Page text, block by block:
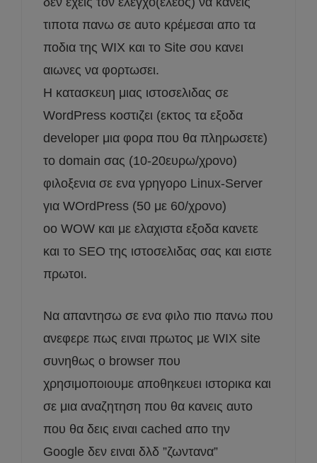
τιποτα πανω σε αυτο κρέμεσαι απο τα
ποδια της WIX και το Site σου κανει
αιωνες να φορτωσει.
Η κατασκευη μιας ιστοσελιδας σε
WordPress κοστιζει (εκτος τα εξοδα
developer μια φορα που θα πληρωσετε)
το domain σας (10-20ευρω/χρονο)
φιλοξενια σε ενα γρηγορο Linux-Server
για WOrdPress (50 με 60/χρονο)
οο WOW και με ελαχιστα εξοδα κανετε
και το SEO της ιστοσελιδας σας και ειστε
πρωτοι.
Να απαντησω σε ενα φιλο πιο πανω που
ανεφερε πως ειναι πρωτος με WIX site
συνηθως ο browser που
χρησιμοποιουμε αποθηκευει ιστορικα και
σε μια αναζητηση που θα κανεις αυτο
που θα δεις ειναι cached απο την
Google δεν ειναι δλδ ”ζωντανα”